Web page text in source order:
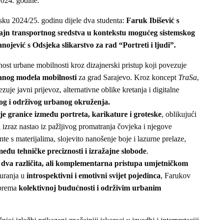
2024/25. godinu dijele dva studenta: Faruk Ibišević s
transportnog sredstva u kontekstu mogućeg sistemskog
s Odsjeka slikarstvo za rad “Portreti i ljudi”.
urbane mobilnosti kroz dizajnerski pristup koji povezuje
modela mobilnosti za grad Sarajevo. Kroz koncept TraSa,
javni prijevoz, alternativne oblike kretanja i digitalne
i održivog urbanog okruženja.
granice između portreta, karikature i groteske, oblikujući
nastao iz pažljivog promatranja čovjeka i njegove
s materijalima, slojevito nanošenje boje i lazurne prelaze,
tehničke preciznosti i izražajne slobode.
različita, ali komplementarna pristupa umjetničkom
u introspektivni i emotivni svijet pojedinca, Farukov
kolektivnoj budućnosti i održivim urbanim